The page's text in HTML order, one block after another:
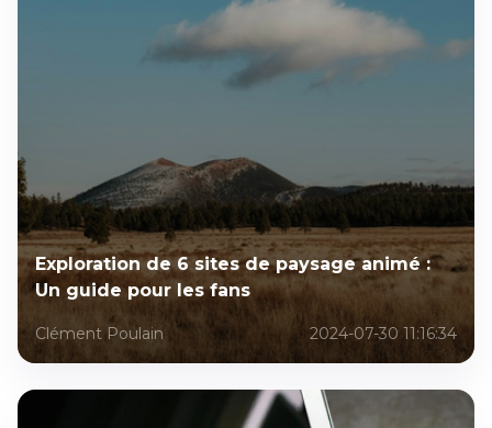
Exploration de 6 sites de paysage animé :
Un guide pour les fans
Clément Poulain 2024-07-30 11:16:34